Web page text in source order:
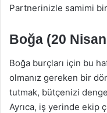
Partnerinizle samimi
Boğa (20
Boğa burçları için bu
olmanız gereken bir
tutmak, bütçenizi
Ayrıca, iş yerinde ekip